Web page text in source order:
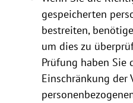
gespeicherten
bestreiten,
um dies zu
Prüfung haben Sie
Einschränkung der